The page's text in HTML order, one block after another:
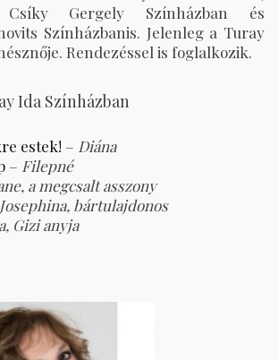
Gergely Színházban és
Színházbanis. Jelenleg a Turay
Rendezéssel is foglalkozik.
Ida Színházban
estek! – Diána
– Filepné
a megcsalt asszony
Josephina, bártulajdonos
Gizi anyja